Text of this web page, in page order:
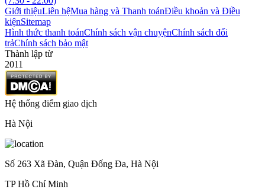
Giới thiệuLiên hệMua hàng và Thanh toánĐiều khoản và Điều
kiệnSitemap
Hình thức thanh toánChính sách vận chuyệnChính sách đổi
trảChính sách bảo mật
Thành lập từ
2011
Hệ thống điểm giao dịch
Hà Nội
Số 263 Xã Đàn, Quận Đống Đa, Hà Nội
TP Hồ Chí Minh